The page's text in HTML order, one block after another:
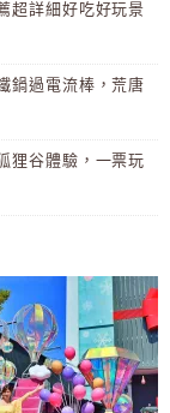
超詳細好吃好玩景
鍋過電流棒，荒唐
狸谷體驗，一票玩